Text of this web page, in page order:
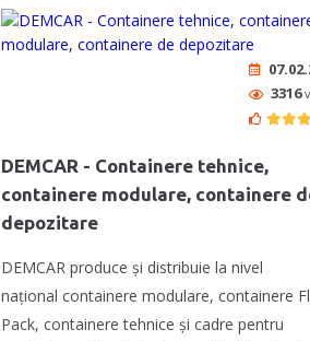
3316
DEMCAR - Containere tehnice,
containere modulare, containere
depozitare
DEMCAR produce și distribuie la nivel
național containere modulare, containere
Pack, containere tehnice și cadre pentru